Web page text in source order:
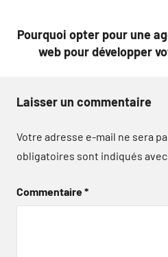
Pourquoi opter pour une
web pour développer
Laisser un commentaire
Votre adresse e-mail ne sera
obligatoires sont indiqués avec
Commentaire*